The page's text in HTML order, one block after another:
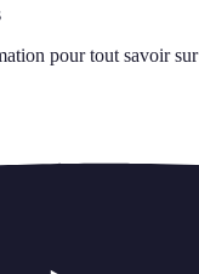
pour tout savoir sur